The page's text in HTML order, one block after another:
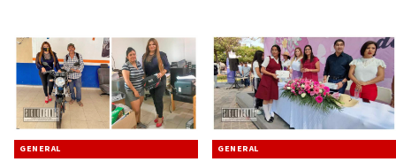
GENERAL GENERAL